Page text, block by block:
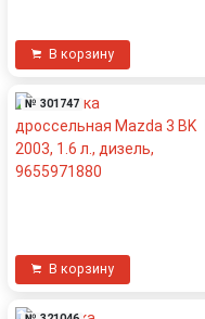
В корзину
№ 301747
В корзину